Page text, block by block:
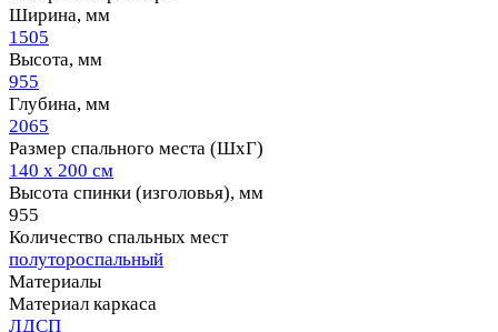
Ширина, мм
1505
Высота, мм
955
Глубина, мм
2065
Размер спального места (ШхГ)
140 х 200 см
Высота спинки (изголовья), мм
955
Количество спальных мест
полутороспальный
Материалы
Материал каркаса
ЛДСП